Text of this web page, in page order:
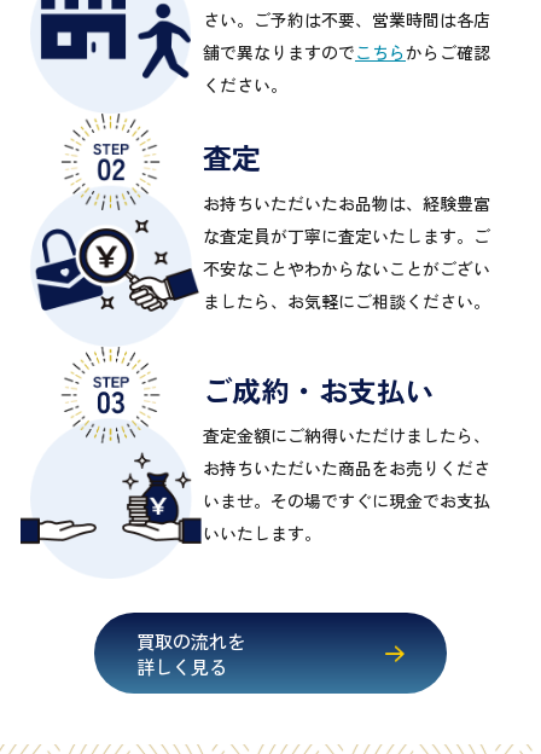
さい。ご予約は不要、営業時間は各店
舗で異なりますのでこちらからご確認
ください。
査定
お持ちいただいたお品物は、経験豊富
な査定員が丁寧に査定いたします。ご
不安なことやわからないことがござい
ましたら、お気軽にご相談ください。
ご成約・お支払い
査定金額にご納得いただけましたら、
お持ちいただいた商品をお売りくださ
いませ。その場ですぐに現金でお支払
いいたします。
買取の流れを
詳しく見る